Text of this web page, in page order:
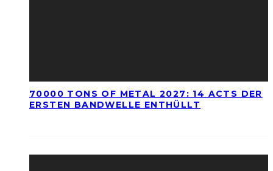
70000 TONS OF METAL 2027: 14 ACTS DER
ERSTEN BANDWELLE ENTHÜLLT